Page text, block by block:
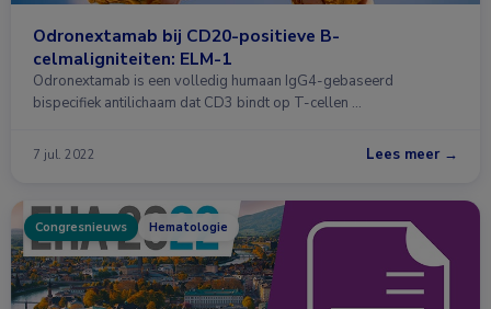
Odronextamab bij CD20-positieve B-
celmaligniteiten: ELM-1
Odronextamab is een volledig humaan IgG4-gebaseerd
bispecifiek antilichaam dat CD3 bindt op T-cellen …
7 jul. 2022 Lees meer →
Congresnieuws Hematologie